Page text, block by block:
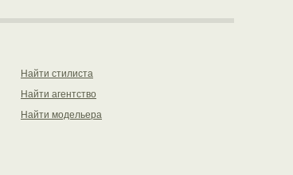
Найти стилиста
Найти агентство
Найти модельера